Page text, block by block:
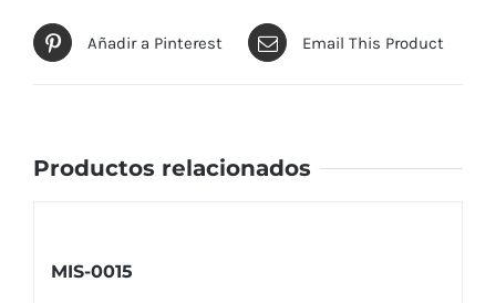
Añadir a Pinterest Email This Product
Productos relacionados
MIS-0015